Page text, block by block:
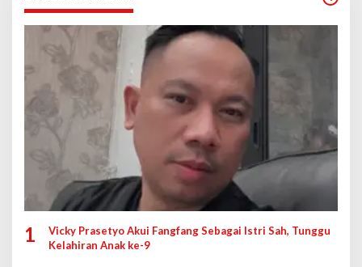
1
Vicky Prasetyo Akui Fangfang Sebagai Istri Sah, Tunggu
Kelahiran Anak ke-9